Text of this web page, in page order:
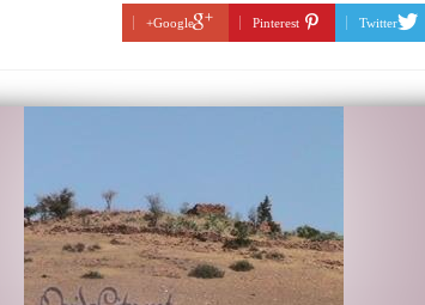
Twitter
Pinterest
Google+